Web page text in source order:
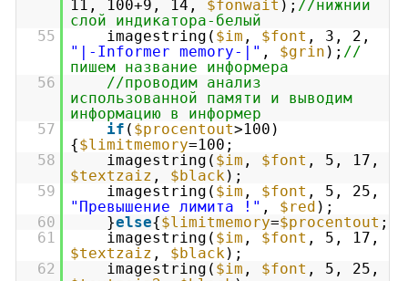
11, 100+9, 14, $fonwait ); //нижний
слой индикатора-белый
55
imagestring( $im , $font , 3, 2,
"|-Informer memory-|" , $grin ); //
пишем название информера
56
//проводим анализ
использованной памяти и выводим
информацию в информер
57
if ( $procentout>100)
{$limitmemory=100;
58
imagestring( $im , $font , 5, 17,
$textzaiz , $black);
59
imagestring( $im , $font , 5, 25,
"Превышение лимита !" , $red );
60
}else{$limitmemory=$procentout ;
61
imagestring( $im , $font , 5, 17,
$textzaiz , $black);
62
imagestring( $im , $font , 5, 25,